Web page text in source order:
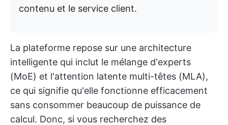
contenu et le service client.
La plateforme repose sur une architecture
intelligente qui inclut le mélange d'experts
(MoE) et l'attention latente multi-têtes (MLA),
ce qui signifie qu'elle fonctionne efficacement
sans consommer beaucoup de puissance de
calcul. Donc, si vous recherchez des